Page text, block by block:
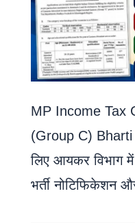
MP Income Tax
(Group C) Bharti
लिए आयकर विभाग
भर्ती नोटिफिकेशन